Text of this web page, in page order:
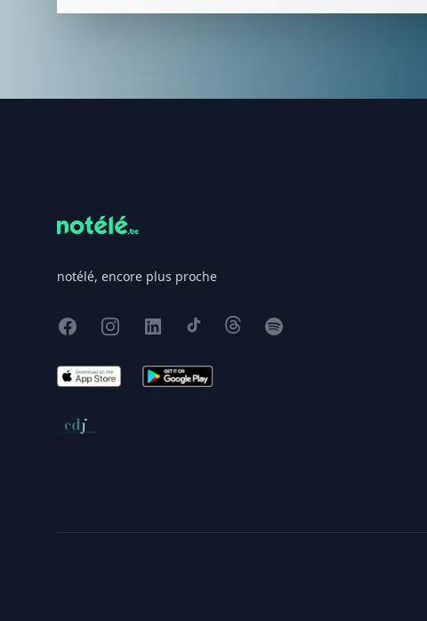
notélé, encore plus proche
FacebookInstagram
X TikTokThreadsSpotify
App Store Google Play
Conseil de déontologie journalistique